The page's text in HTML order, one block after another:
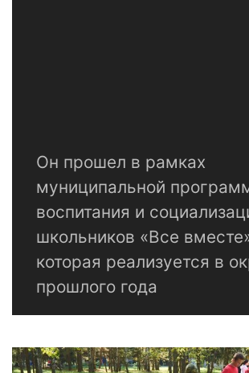
Он прошел в рамках
муниципальной
воспитания и
школьников «Все
которая реализуется в
прошлого года